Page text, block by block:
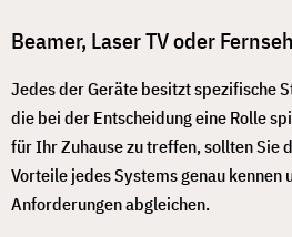
Beamer, Laser TV oder
Jedes der Geräte besitzt spezifische
die bei der Entscheidung eine Rolle
für Ihr Zuhause zu treffen, sollten Sie
Vorteile jedes Systems genau kennen
Anforderungen abgleichen.